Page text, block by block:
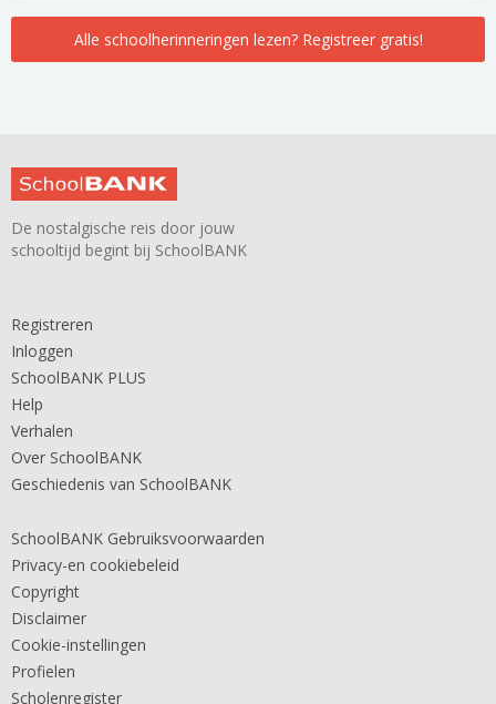
Alle schoolherinneringen lezen? Registreer gratis!
De nostalgische reis door jouw
schooltijd begint bij SchoolBANK
Registreren
Inloggen
SchoolBANK PLUS
Help
Verhalen
Over SchoolBANK
Geschiedenis van SchoolBANK
SchoolBANK Gebruiksvoorwaarden
Privacy-en cookiebeleid
Copyright
Disclaimer
Cookie-instellingen
Profielen
Scholenregister